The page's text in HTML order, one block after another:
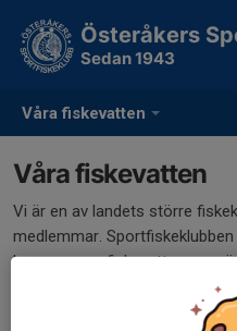
Våra fiskevatten
Österåkers
Sedan 1943
Våra fiskevatten
Vi är en av landets större
medlemmar.
kommunens fiskevatten men